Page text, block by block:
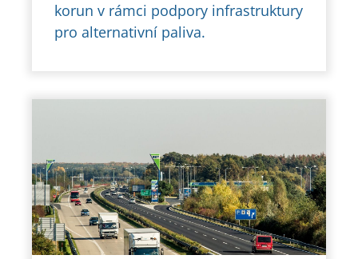
korun v rámci podpory infrastruktury
pro alternativní paliva.